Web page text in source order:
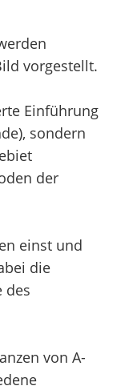
vorgestellt.
Einführung
sondern
der
einst und
die
des
von A-